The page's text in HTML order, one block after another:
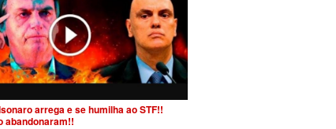
arrega e se humilha ao STF!!
abandonaram!!